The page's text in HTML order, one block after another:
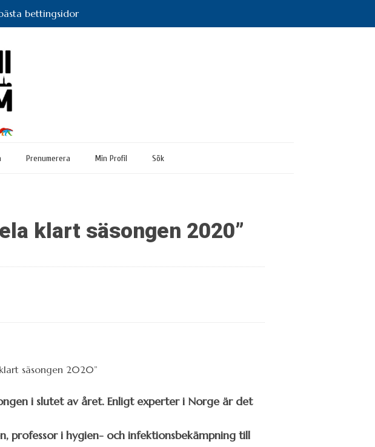
bettingsidor
Prenumerera Min Profil Sök
klart säsongen 2020”
i slutet av året. Enligt experter i Norge är det
professor i hygien- och infektionsbekämpning till